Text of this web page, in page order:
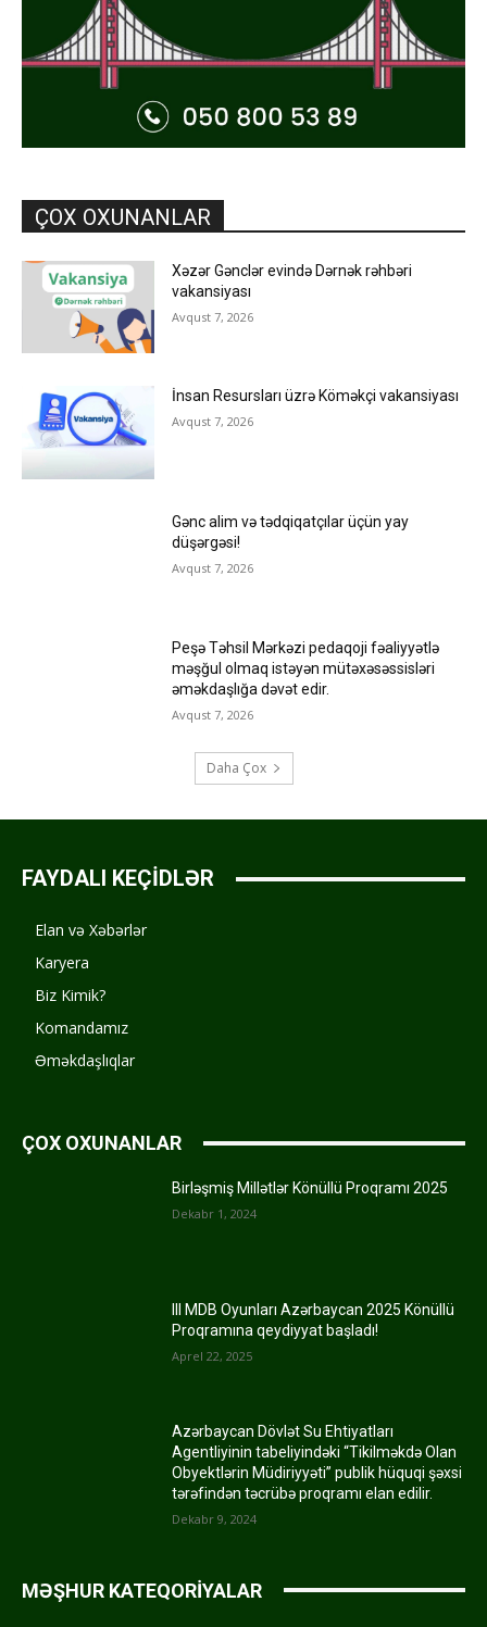
ÇOX OXUNANLAR
Xəzər Gənclər evində Dərnək rəhbəri
vakansiyası
Avqust 7, 2026
İnsan Resursları üzrə Köməkçi vakansiyası
Avqust 7, 2026
Gənc alim və tədqiqatçılar üçün yay
düşərgəsi!
Avqust 7, 2026
Peşə Təhsil Mərkəzi pedaqoji fəaliyyətlə
məşğul olmaq istəyən mütəxəsəssisləri
əməkdaşlığa dəvət edir.
Avqust 7, 2026
Daha Çox
FAYDALI KEÇİDLƏR
Elan və Xəbərlər
Karyera
Biz Kimik?
Komandamız
Əməkdaşlıqlar
ÇOX OXUNANLAR
Birləşmiş Millətlər Könüllü Proqramı 2025
Dekabr 1, 2024
III MDB Oyunları Azərbaycan 2025 Könüllü
Proqramına qeydiyyat başladı!
Aprel 22, 2025
Azərbaycan Dövlət Su Ehtiyatları
Agentliyinin tabeliyindəki “Tikilməkdə Olan
Obyektlərin Müdiriyyəti” publik hüquqi şəxsi
tərəfindən təcrübə proqramı elan edilir.
Dekabr 9, 2024
MƏŞHUR KATEQORİYALAR